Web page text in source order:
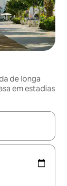
de longa
em estadias
explore-os